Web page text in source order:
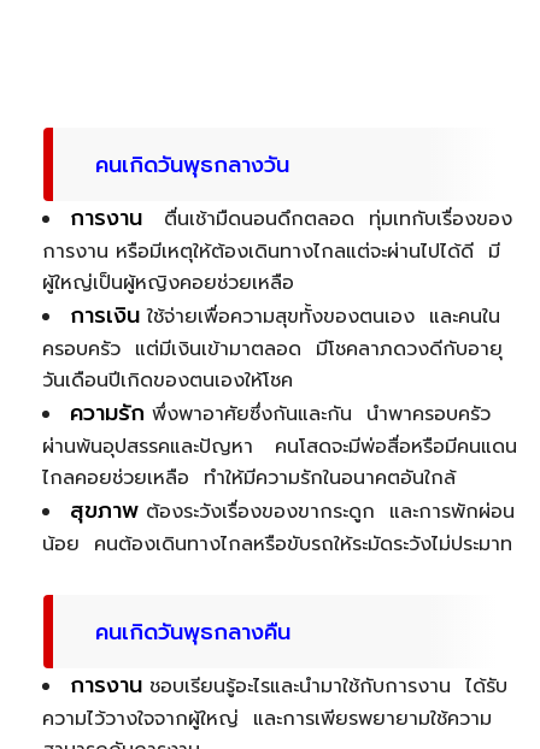
คนเกิดวันพุธกลางวัน
การงาน
ตื่นเช้ามืดนอนดึกตลอด ทุ่มเทกับเรื่องของ
การงาน หรือมีเหตุให้ต้องเดินทางไกลแต่จะผ่านไปได้ดี มี
ผู้ใหญ่เป็นผู้หญิงคอยช่วยเหลือ
การเงิน ใช้จ่ายเพื่อความสุขทั้งของตนเอง และคนใน
ครอบครัว แต่มีเงินเข้ามาตลอด มีโชคลาภดวงดีกับอายุ
วันเดือนปีเกิดของตนเองให้โชค
ความรัก พึ่งพาอาศัยซึ่งกันและกัน นำพาครอบครัว
ผ่านพ้นอุปสรรคและปัญหา คนโสดจะมีพ่อสื่อหรือมีคนแดน
ไกลคอยช่วยเหลือ ทำให้มีความรักในอนาคตอันใกล้
สุขภาพ ต้องระวังเรื่องของขากระดูก และการพักผ่อน
น้อย คนต้องเดินทางไกลหรือขับรถให้ระมัดระวังไม่ประมาท
คนเกิดวันพุธกลางคืน
การงาน ชอบเรียนรู้อะไรและนำมาใช้กับการงาน ได้รับ
ความไว้วางใจจากผู้ใหญ่ และการเพียรพยายามใช้ความ